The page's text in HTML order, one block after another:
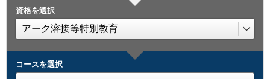
資格を選択
コースを選択